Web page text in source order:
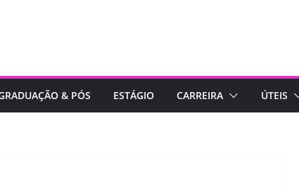
& PÓS ESTÁGIO CARREIRA ÚTEIS